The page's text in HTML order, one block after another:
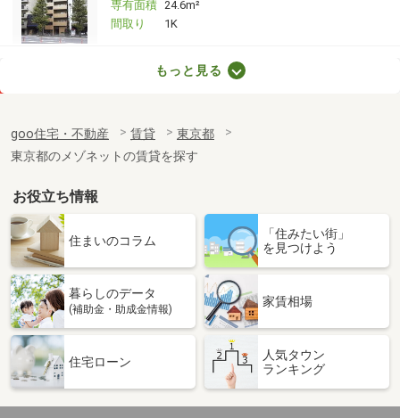
専有面積 24.6m²
間取り
1K
東京都町田市成瀬が丘３丁目
専有面積
16.94m²
間取り
ワンルーム
東京都豊島区長崎１丁目
価 格
8.50万円
東京都豊島区長崎１丁目
専有面積 20.52m²
間取り
東京都練馬区高野台３
住 所
東京都練馬区高野台３
専有面積 23.18m²
もっと見る
goo住宅・不動産 賃貸
東京都
東京都のメゾネットの賃貸を探す
お役立ち情報
住まいのコラム
「住みたい街」
を見つけよう
暮らしのデータ
(補助金・助成金情報)
家賃相場
住宅ローン
人気タウン
ランキング